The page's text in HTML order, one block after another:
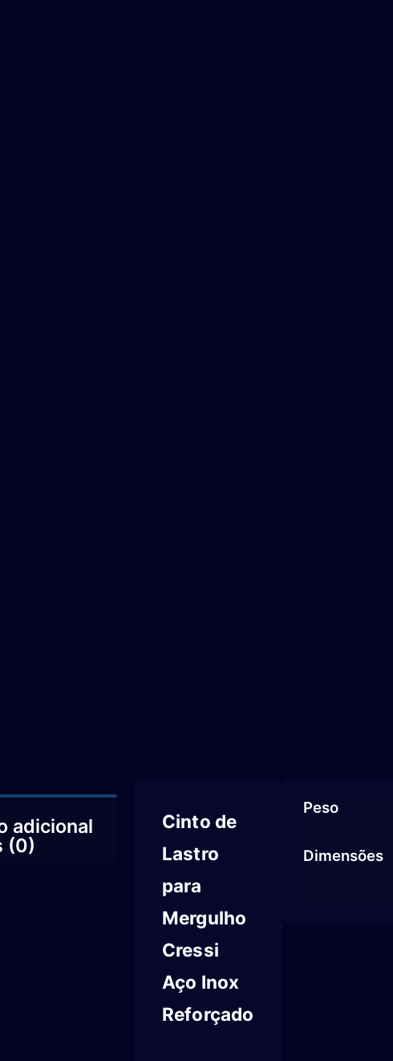
Cinto de
Lastro
para
Mergulho
Cressi
Aço Inox
Reforçado
Peso
Dimensões